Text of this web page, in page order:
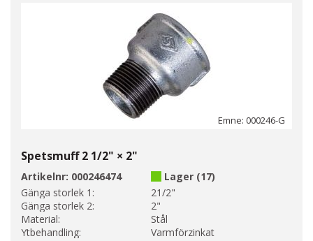
Emne: 000246-G
Spetsmuff 2 1/2" × 2"
Artikelnr: 000246474
Lager (17)
Gänga storlek 1:
21/2"
Gänga storlek 2:
2"
Material:
Stål
Ytbehandling:
Varmförzinkat